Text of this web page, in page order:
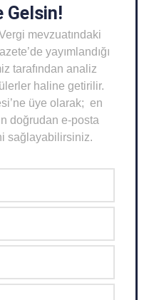
Gelsin!
mevzuatındaki
yayımlandığı
tarafından analiz
haline getirilir.
üye olarak; en
doğrudan e-posta
sağlayabilirsiniz.